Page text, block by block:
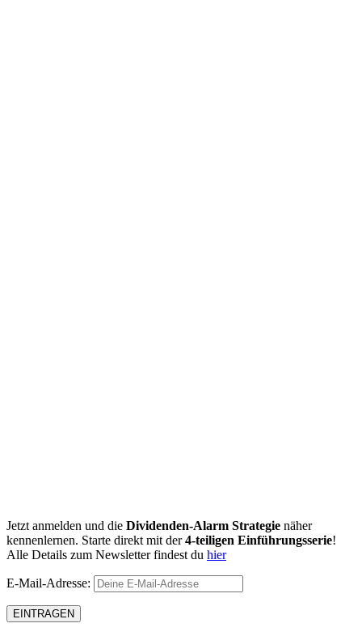
Jetzt anmelden und die Dividenden-Alarm Strategie näher
kennenlernen. Starte direkt mit der4-teiligen Einführungsserie!
Alle Details zum Newsletter findest du hier
E-Mail-Adresse: